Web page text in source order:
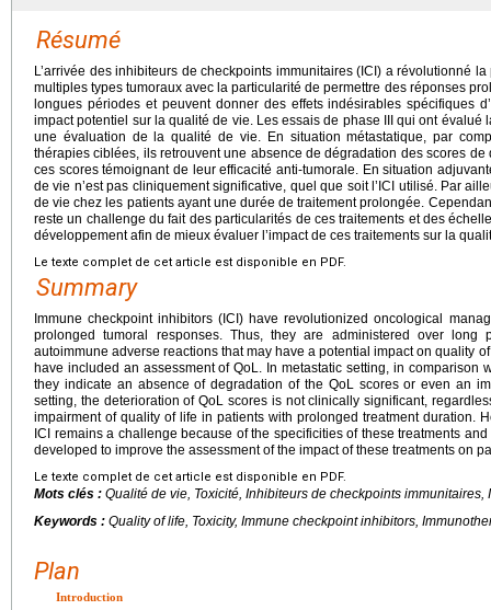
Résumé
L’arrivée des inhibiteurs de checkpoints immunitaires (ICI) a révolutionné
multiples types tumoraux avec la particularité de permettre des réponses
longues périodes et peuvent donner des effets indésirables spécifiques
impact potentiel sur la qualité de vie. Les essais de phase III qui ont évalué
une évaluation de la qualité de vie. En situation métastatique, par
thérapies ciblées, ils retrouvent une absence de dégradation des scores
ces scores témoignant de leur efficacité anti-tumorale. En situation
de vie n’est pas cliniquement significative, quel que soit l’ICI utilisé. Par
de vie chez les patients ayant une durée de traitement prolongée.
reste un challenge du fait des particularités de ces traitements et des
développement afin de mieux évaluer l’impact de ces traitements sur la
Le texte complet de cet article est disponible en PDF.
Summary
Immune checkpoint inhibitors (ICI) have revolutionized oncological
prolonged tumoral responses. Thus, they are administered over
autoimmune adverse reactions that may have a potential impact on quality
have included an assessment of QoL. In metastatic setting, in comparison
they indicate an absence of degradation of the QoL scores or even an
setting, the deterioration of QoL scores is not clinically significant,
impairment of quality of life in patients with prolonged treatment duration.
ICI remains a challenge because of the specificities of these treatments
developed to improve the assessment of the impact of these treatments on
Le texte complet de cet article est disponible en PDF.
Mots clés : Qualité de vie, Toxicité, Inhibiteurs de checkpoints immunitaires,
Keywords : Quality of life, Toxicity, Immune checkpoint inhibitors,
Plan
Introduction